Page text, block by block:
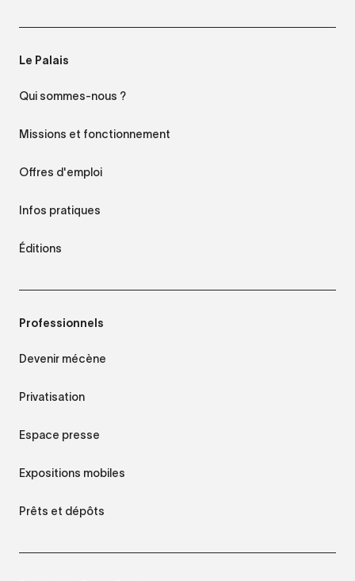
Le Palais
Qui sommes-nous ?
Missions et fonctionnement
Offres d'emploi
Infos pratiques
Éditions
Professionnels
Devenir mécène
Privatisation
Espace presse
Expositions mobiles
Prêts et dépôts